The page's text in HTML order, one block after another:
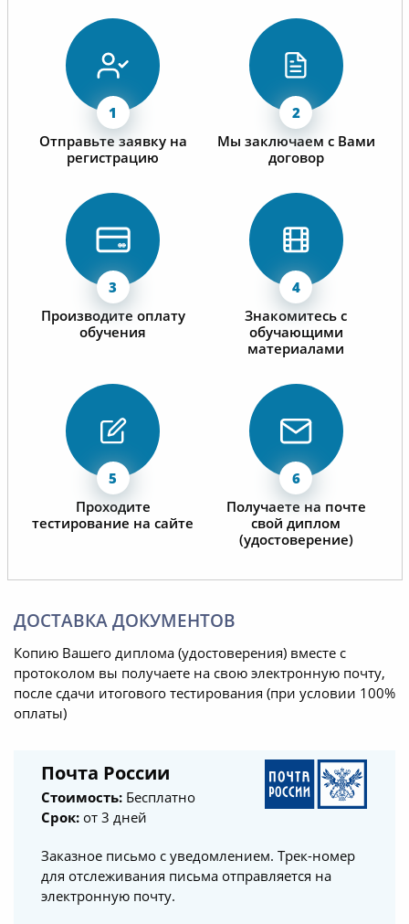
Отправьте заявку на
регистрацию
Мы заключаем с Вами
договор
Производите оплату
обучения
Знакомитесь с
обучающими
материалами
Проходите
тестирование на сайте
Получаете на почте
свой диплом
(удостоверение)
ДОСТАВКА ДОКУМЕНТОВ
Копию Вашего диплома (удостоверения) вместе с
протоколом вы получаете на свою электронную почту,
после сдачи итогового тестирования (при условии 100%
оплаты)
Почта России
Стоимость: Бесплатно
Срок: от 3 дней
Заказное письмо с уведомлением. Трек-номер
для отслеживания письма отправляется на
электронную почту.